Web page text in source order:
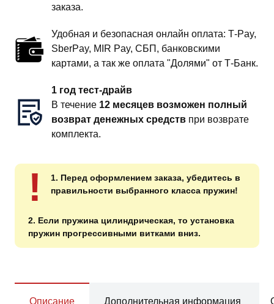
заказа.
Удобная и безопасная онлайн оплата: T‑Pay,
SberPay, MIR Pay, СБП, банковскими
картами, а так же оплата "Долями" от Т-Банк.
1 год тест-драйв
В течение 12 месяцев возможен полный
возврат денежных средств при возврате
комплекта.
!
1. Перед оформлением заказа, убедитесь в
правильности выбранного класса пружин!
2. Если пружина цилиндрическая, то установка
пружин прогрессивными витками вниз.
Описание Дополнительная информация